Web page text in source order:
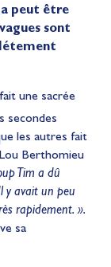
peut être
sont
une sacrée
secondes
les autres fait
Berthomieu
Tim a dû
y avait un peu
rapidement. ».
sa